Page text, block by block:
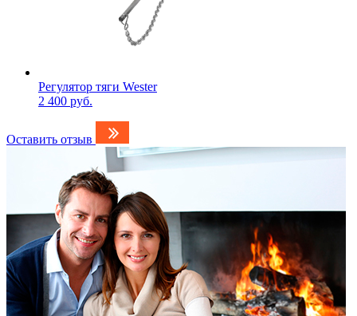
Регулятор тяги Wester
2 400 руб.
Оставить отзыв